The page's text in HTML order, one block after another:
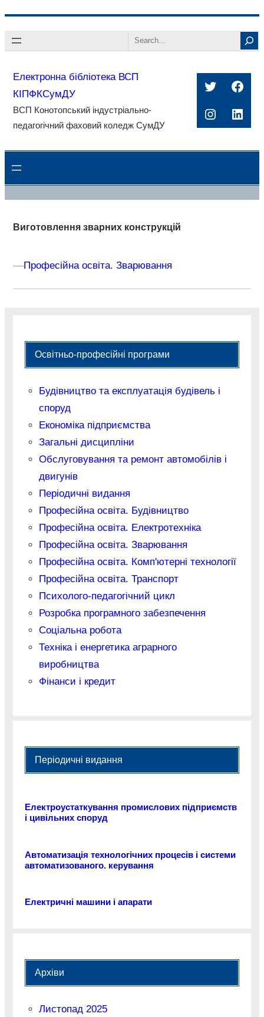
до
Search
Електронна бібліотека ВСП
КІПФКСумДУ
ВСП Конотопський індустріально-
педагогічний фаховий коледж СумДУ
Twitter
Виготовлення зварних конструкцій
––Професійна освіта. Зварювання
Освітньо-професійні програми
Будівництво та експлуатація будівель і
споруд
Економіка підприємства
Загальні дисципліни
Обслуговування та ремонт автомобілів і
двигунів
Періодичні видання
Професійна освіта. Будівництво
Професійна освіта. Електротехніка
Професійна освіта. Зварювання
Професійна освіта. Комп'ютерні технології
Професійна освіта. Транспорт
Психолого-педагогічний цикл
Розробка програмного забезпечення
Соціальна робота
Техніка і енергетика аграрного
виробництва
Фінанси і кредит
Періодичні видання
Електроустаткування промислових підприємств
і цивільних споруд
Автоматизація технологічних процесів і системи
автоматизованого. керування
Електричні машини і апарати
Архіви
Листопад 2025